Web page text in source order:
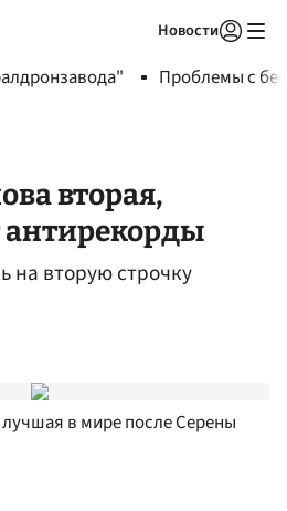
Новости
Проблемы с
вторая,
на вторую строчку
в мире после Серены